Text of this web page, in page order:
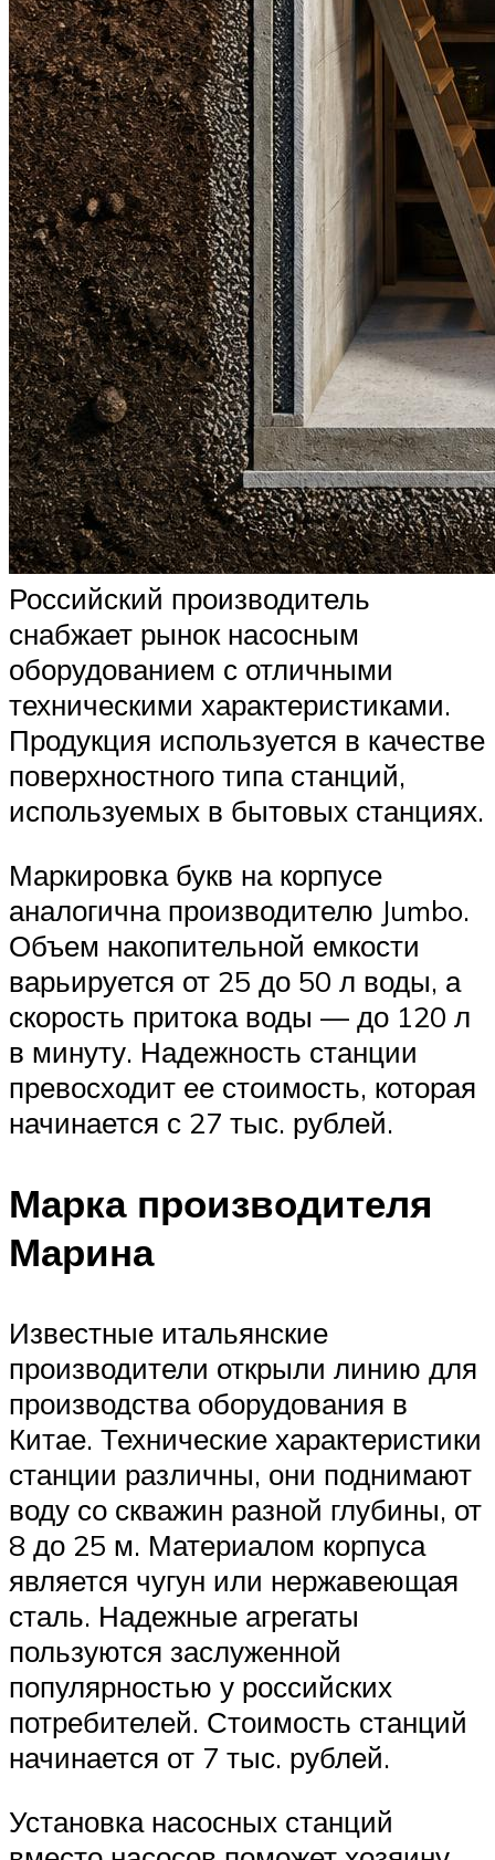
Российский производитель
снабжает рынок насосным
оборудованием с отличными
техническими характеристиками.
Продукция используется в качестве
поверхностного типа станций,
используемых в бытовых станциях.
Маркировка букв на корпусе
аналогична производителю Jumbo.
Объем накопительной емкости
варьируется от 25 до 50 л воды, а
скорость притока воды — до 120 л
в минуту. Надежность станции
превосходит ее стоимость, которая
начинается с 27 тыс. рублей.
Марка производителя
Марина
Известные итальянские
производители открыли линию для
производства оборудования в
Китае. Технические характеристики
станции различны, они поднимают
воду со скважин разной глубины, от
8 до 25 м. Материалом корпуса
является чугун или нержавеющая
сталь. Надежные агрегаты
пользуются заслуженной
популярностью у российских
потребителей. Стоимость станций
начинается от 7 тыс. рублей.
Установка насосных станций